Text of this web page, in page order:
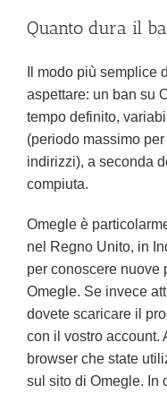
Quanto dura il
Il modo più semplice
aspettare: un ban su
tempo definito,
(periodo massimo
indirizzi), a seconda
compiuta.
Omegle è
nel Regno Unito, in
per conoscere nuove
Omegle. Se invece
dovete scaricare il
con il vostro account.
browser che state
sul sito di Omegle. In